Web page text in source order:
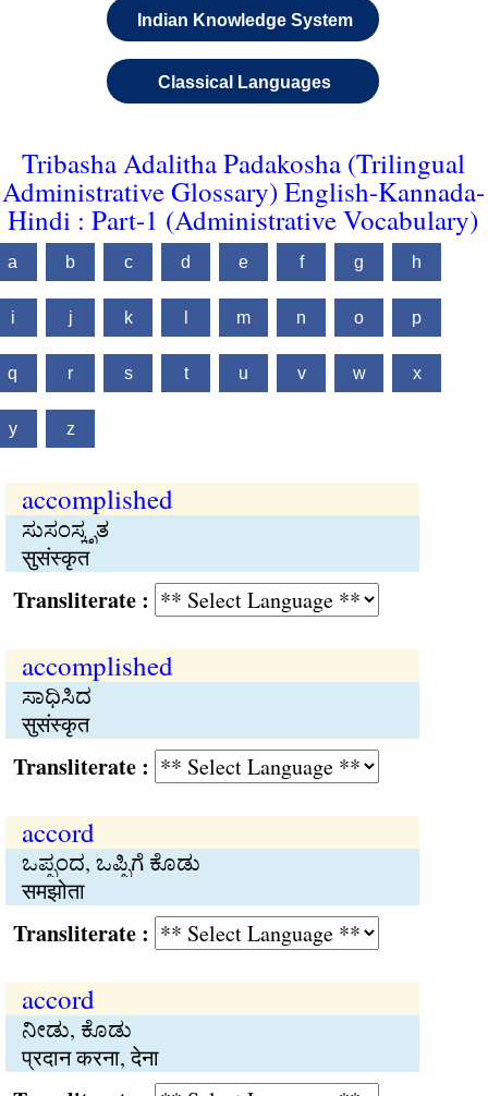
Indian Knowledge System
Classical Languages
Tribasha Adalitha Padakosha (Trilingual
Administrative Glossary) English-Kannada-
Hindi : Part-1 (Administrative Vocabulary)
a b c d e f g h
i j k m n o p
q r s t u v w x
y z
accomplished
ಸುಸಂಸ್ಕೃತ
सुसंस्कृत
:
accomplished
ಸಾಧಿಸಿದ
सुसंस्कृत
:
accord
ಒಪ್ಪಂದ, ಒಪ್ಪಿಗೆ ಕೊಡು
समझोता
:
accord
ನೀಡು, ಕೊಡು
प्रदान करना, देना